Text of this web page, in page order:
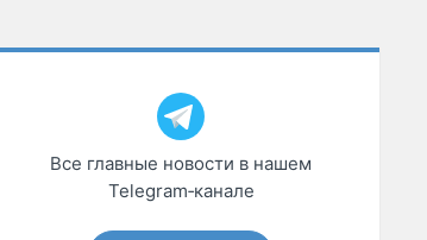
Все главные новости в нашем
Telegram‑канале